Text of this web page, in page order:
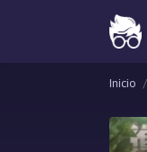
Inicio